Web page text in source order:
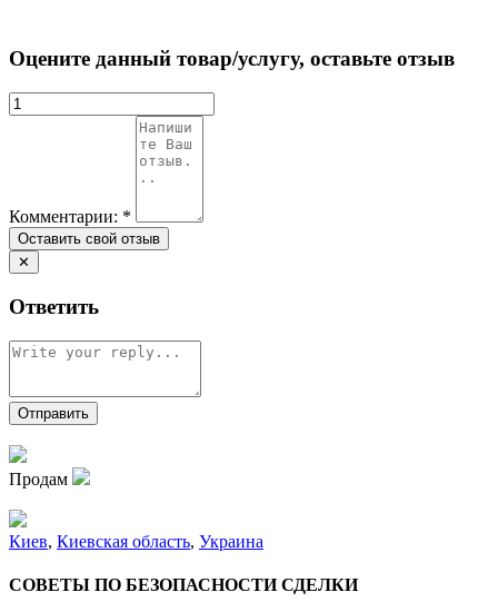
Оцените данный товар/услугу, оставьте отзыв
Комментарии: *
✕
Ответить
Продам
Киев, Киевская область, Украина
СОВЕТЫ ПО БЕЗОПАСНОСТИ СДЕЛКИ